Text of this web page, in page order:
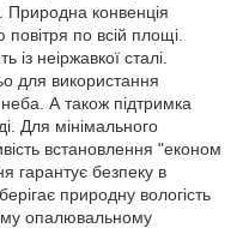
Природна конвенція
по всій площі.
неіржавкої сталі.
для використання
А також підтримка
Для мінімального
встановлення "економ
гарантує безпеку в
природну вологість
опалювальному